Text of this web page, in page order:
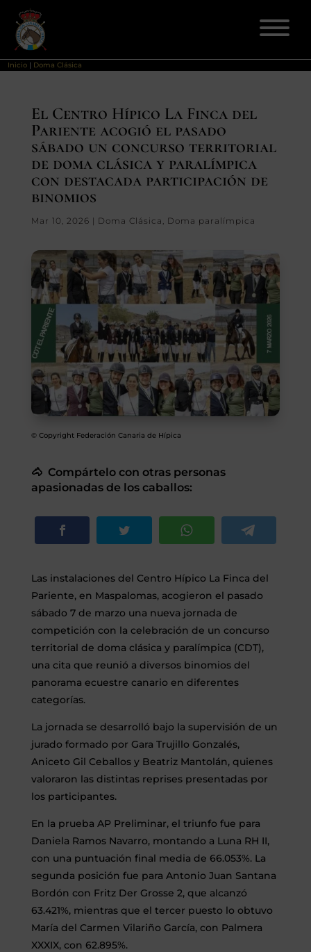
FEDERACIÓN
LICENCIAS
CLUBES
ENSEÑANZA
SEGUROS
CALENDARIO
ACTUALIDAD
Gran Canaria
mcarmensecretaria@federacioncanariadehipica.com

 922 256 601
Inicio | Doma Clásica
El Centro Hípico La Finca del
Pariente acogió el pasado
sábado un concurso territorial
de doma clásica y paralímpica
con destacada participación de
binomios
Mar 10, 2026 | Doma Clásica , Doma paralímpica
© Copyright Federación Canaria de Hípica
🐴 Compártelo con otras personas
apasionadas de los caballos:
Las instalaciones del Centro Hípico La Finca del
Pariente, en Maspalomas, acogieron el pasado
sábado 7 de marzo una nueva jornada de
competición con la celebración de un concurso
territorial de doma clásica y paralímpica (CDT),
una cita que reunió a diversos binomios del
panorama ecuestre canario en diferentes
categorías.
La jornada se desarrolló bajo la supervisión de un
jurado formado por Gara Trujillo Gonzalés,
Aniceto Gil Ceballos y Beatriz Mantolán, quienes
valoraron las distintas reprises presentadas por
los participantes.
En la prueba AP Preliminar, el triunfo fue para
Daniela Ramos Navarro, montando a Luna RH II,
con una puntuación final media de 66.053%. La
segunda posición fue para Antonio Juan Santana
Bordón con Fritz Der Grosse 2, que alcanzó
63.421%, mientras que el tercer puesto lo obtuvo
María del Carmen Vilariño García, con Palmera
XXXIX, con 62.895%.